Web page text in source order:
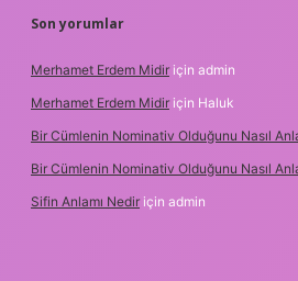
Son yorumlar
Merhamet Erdem Midir için admin
Merhamet Erdem Midir için Haluk
Bir Cümlenin Nominativ Olduğunu Nasıl
Bir Cümlenin Nominativ Olduğunu Nasıl
Sifin Anlamı Nedir için admin